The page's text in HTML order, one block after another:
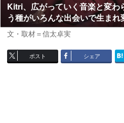
Kitri、広がっていく音楽と変
う種がいろんな出会いで生まれ
文・取材＝信太卓実
ポスト シェア